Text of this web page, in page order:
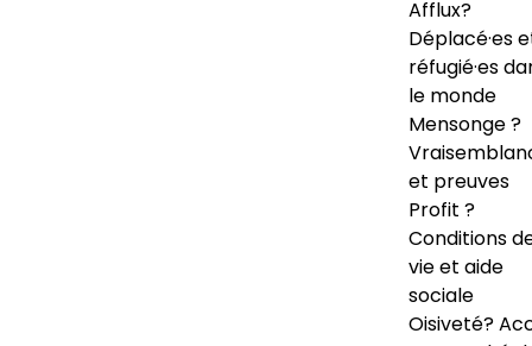
Afflux?
Déplacé·es
réfugié·es
le monde
Mensonge ?
et preuves
Profit ?
Conditions
vie et aide
sociale
Oisiveté?